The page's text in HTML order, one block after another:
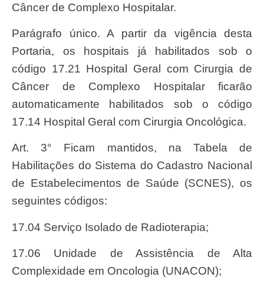
Câncer de Complexo Hospitalar.
Parágrafo único. A partir da vigência desta
Portaria, os hospitais já habilitados sob o
código 17.21 Hospital Geral com Cirurgia de
Câncer de Complexo Hospitalar ficarão
automaticamente habilitados sob o código
17.14 Hospital Geral com Cirurgia Oncológica.
Art. 3° Ficam mantidos, na Tabela de
Habilitações do Sistema do Cadastro Nacional
de Estabelecimentos de Saúde (SCNES), os
seguintes códigos:
17.04 Serviço Isolado de Radioterapia;
17.06 Unidade de Assistência de Alta
Complexidade em Oncologia (UNACON);